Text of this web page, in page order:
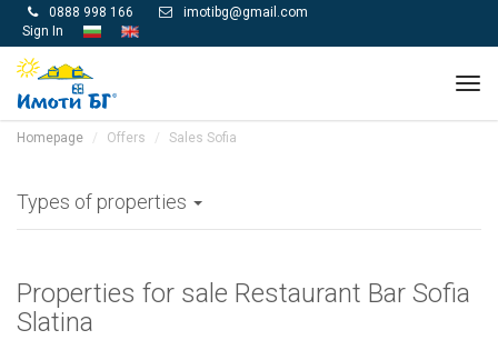
 0888 998 166 
imotibg@gmail.com
Sign In
Homepage Offers Sales Sofia
Types of properties
Properties for sale Restaurant Bar Sofia
Slatina